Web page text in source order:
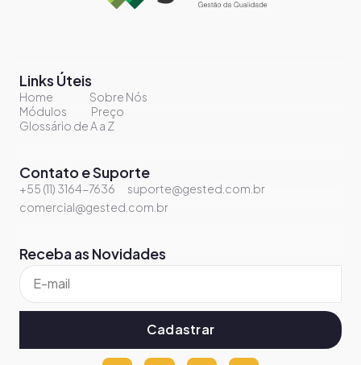
Receba as Novidades
Cadastrar
Links Úteis
Home
Sobre Nós
Módulos
Preço
Glossário de A a Z
Contato e Suporte
+55 (11) 3164-7636
suporte@gested.com.br
comercial@gested.com.br